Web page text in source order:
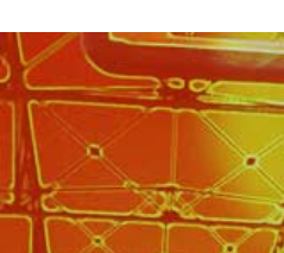
LIGA BETCLIC FEMININA